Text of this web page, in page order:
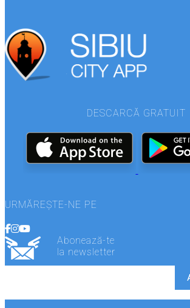
DESCARCĂ GRATUIT
URMĂREȘTE-NE PE
Abonează-te
la newsletter